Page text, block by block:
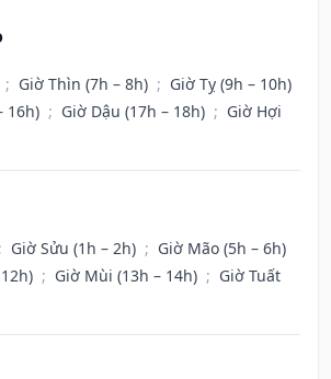
; Giờ Thìn (7h – 8h) ; Giờ Tỵ (9h – 10h)
16h) ; Giờ Dậu (17h – 18h) ; Giờ Hợi
; Giờ Sửu (1h – 2h) ; Giờ Mão (5h – 6h)
; Giờ Mùi (13h – 14h) ; Giờ Tuất